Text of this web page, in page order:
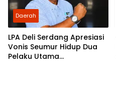
Daerah
LPA Deli Serdang Apresiasi
Vonis Seumur Hidup Dua
Pelaku Utama